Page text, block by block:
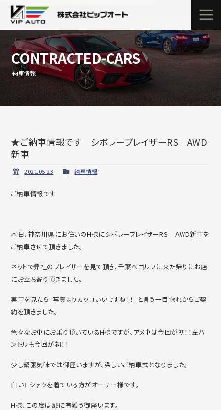
CONTRACTED-CARS
納車情報
★ご納車情報です シボレーブレイザーRS AWD
新車
2021.05.23 納車情報
ご納車情報です
本日、神奈川県にお住いのH様にシボレーブレイザーRS ＡWD新車を
ご納車させて頂きました。
ネットで弊社のブレイザーを見て頂き、千葉へゴルフに来た帰りにお店
にお立ち寄り頂きました。
実車を見たら「写真よりカッコいいですね！！」と言う一目惚れからご契
約を頂きました。
色々なお車にお乗り頂いているH様ですが、アメ車は今回が初！！左ハ
ンドルも今回が初！！
少し緊張気味では御座いますが、楽しいご納車式となりました。
白いＴシャツを着ている方がオーナー様です。
H様、この度は誠に有難う御座います。